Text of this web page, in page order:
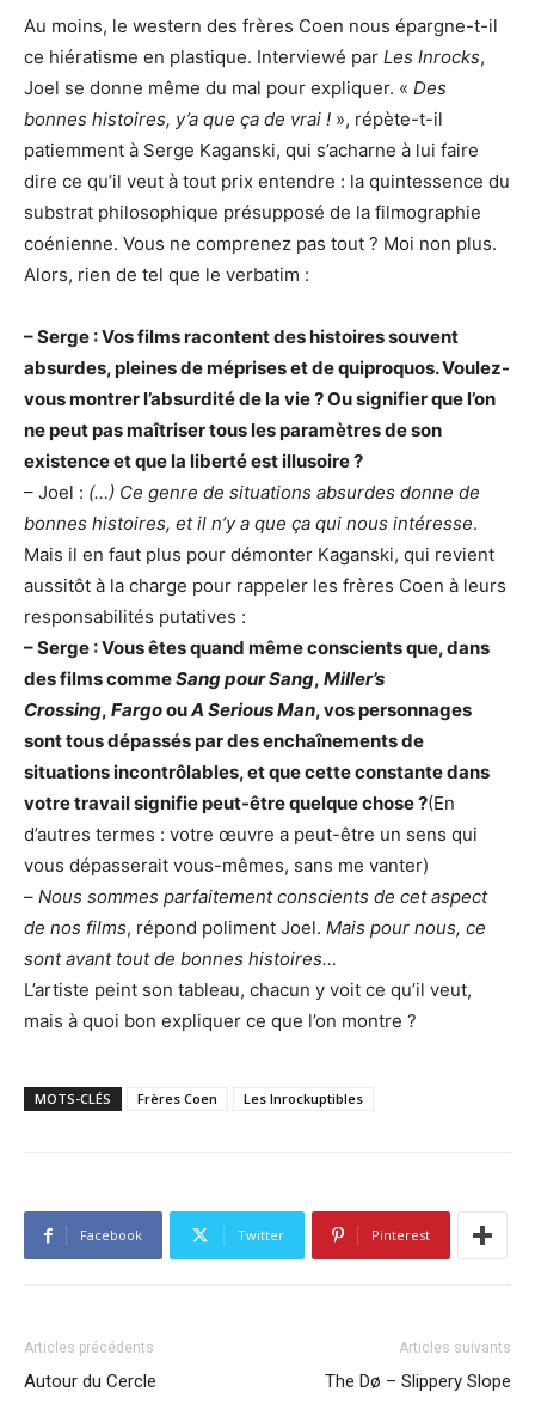
Au moins, le western des frères Coen nous épargne-t-il
ce hiératisme en plastique. Interviewé par Les Inrocks,
Joel se donne même du mal pour expliquer. « Des
bonnes histoires, y’a que ça de vrai ! », répète-t-il
patiemment à Serge Kaganski, qui s’acharne à lui faire
dire ce qu’il veut à tout prix entendre : la quintessence du
substrat philosophique présupposé de la filmographie
coénienne. Vous ne comprenez pas tout ? Moi non plus.
Alors, rien de tel que le verbatim :
– Serge : Vos films racontent des histoires souvent
absurdes, pleines de méprises et de quiproquos. Voulez-
vous montrer l’absurdité de la vie ? Ou signifier que l’on
ne peut pas maîtriser tous les paramètres de son
existence et que la liberté est illusoire ?
– Joel : (…) Ce genre de situations absurdes donne de
bonnes histoires, et il n’y a que ça qui nous intéresse.
Mais il en faut plus pour démonter Kaganski, qui revient
aussitôt à la charge pour rappeler les frères Coen à leurs
responsabilités putatives :
– Serge : Vous êtes quand même conscients que, dans
des films commeSang pour Sang, Miller’s
Crossing, FargoouA Serious Man, vos personnages
sont tous dépassés par des enchaînements de
situations incontrôlables, et que cette constante dans
votre travail signifie peut-être quelque chose ?(En
d’autres termes : votre œuvre a peut-être un sens qui
vous dépasserait vous-mêmes, sans me vanter)
– Nous sommes parfaitement conscients de cet aspect
de nos films, répond poliment Joel. Mais pour nous, ce
sont avant tout de bonnes histoires…
L’artiste peint son tableau, chacun y voit ce qu’il veut,
mais à quoi bon expliquer ce que l’on montre ?
MOTS-CLÉS Frères Coen Les Inrockuptibles
Facebook Twitter Pinterest
Articles précédents
Autour du Cercle
Articles suivants
The Dø – Slippery Slope